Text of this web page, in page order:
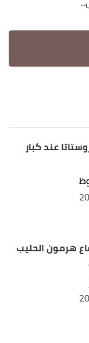
عند كبار
هرمون الحليب